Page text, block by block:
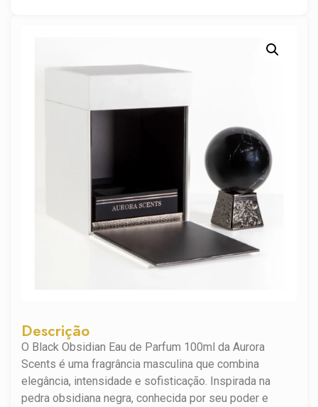
Descrição
O Black Obsidian Eau de Parfum 100ml da Aurora
Scents é uma fragrância masculina que combina
elegância, intensidade e sofisticação. Inspirada na
pedra obsidiana negra, conhecida por seu poder e